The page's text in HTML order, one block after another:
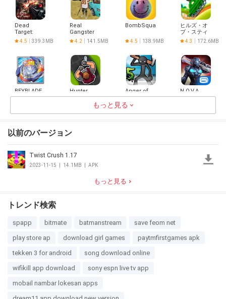
Dead
Target:
Zombie
Games 3D
4.5 339.3MB
Real
Gangster
Crime
4.2 141.5MB
BombSquad
4.5 138.9MB
ヒルズ・オ
ブ・スティ
ール (Hills
of Steel)
4.3 172.6MB
BEYBLADE
BURST app
Hunter
Assassin
89.3MB
Anger of
stick 5 :
zombie
4.5
N.O.V.A.
Legacy
Super Bob
Fighters 3D
Paintoy
もっと見る
以前のバージョン
Twist Crush 1.17
2023-11-15 14.1MB APK
もっと見る
トレンド検索
spapp bitmate batmanstream
save feom net
play store ap
download girl games
paytmfirstgames apk
tekken 3 for android
song download online
wifikill app download
sony espn live tv app
mobail nambar lokesan apps